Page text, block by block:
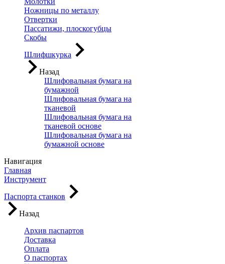
Ножницы по металлу
Отвертки
Пассатижи, плоскогубцы
Скобы
Шлифшкурка
Назад
Шлифовальная бумага на
бумажной
Шлифовальная бумага на
тканевой
Шлифовальная бумага на
тканевой основе
Шлифовальная бумага на
бумажной основе
Навигация
Главная
Инструмент
Паспорта станков
Назад
Архив паспартов
Доставка
Оплата
О паспортах